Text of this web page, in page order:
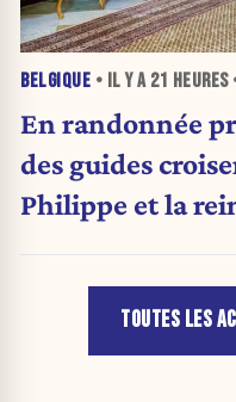
BELGIQUE • IL Y A 21 HEURES
En randonnée
des guides croisent par hasard le roi
Philippe et la
TOUTES LES